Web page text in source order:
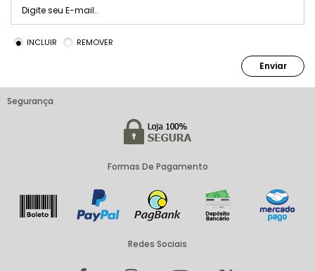
INCLUIR REMOVER
Enviar
Segurança
Formas De Pagamento
Redes Sociais